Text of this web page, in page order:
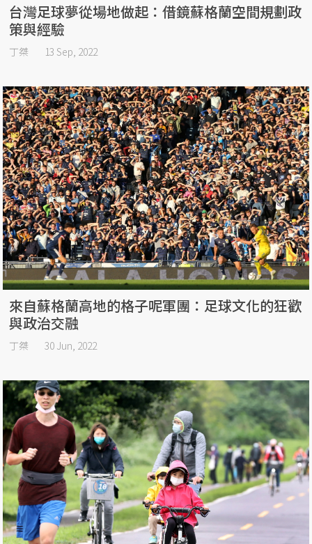
台灣足球夢從場地做起：借鏡蘇格蘭空間規劃政
策與經驗
丁桀 13 Sep, 2022
來自蘇格蘭高地的格子呢軍團：足球文化的狂歡
與政治交融
丁桀 30 Jun, 2022